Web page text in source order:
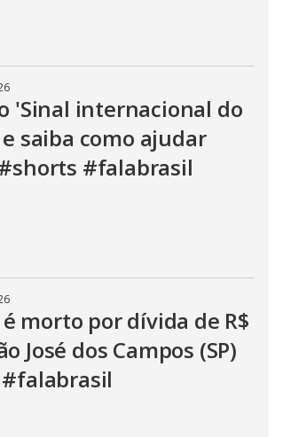
'Sinal internacional do
saiba como ajudar
#falabrasil
morto por dívida de R$
José dos Campos (SP)